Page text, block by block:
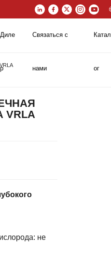
Диле
р
Связаться с
нами
Катал
ог
не